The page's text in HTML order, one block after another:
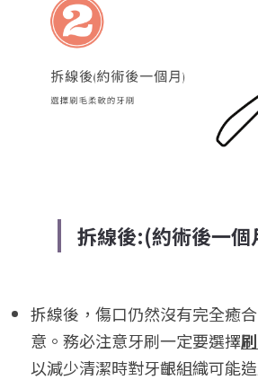
拆線後:(約術後一個
拆線後，傷口仍然沒有完全癒
意。務必注意牙刷一定要選擇
以減少清潔時對牙齦組織可能